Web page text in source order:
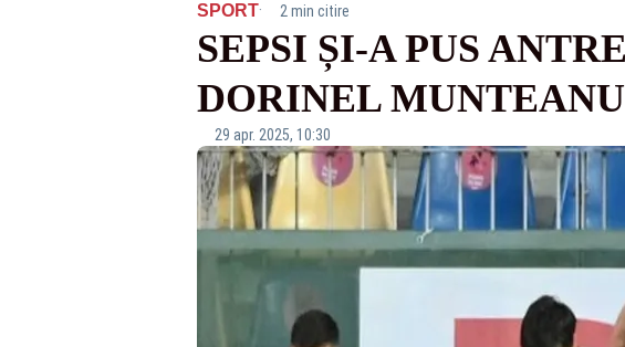
SPORT· 2 min citire
SEPSI ȘI-A PUS
DORINEL
29 apr. 2025, 10:30